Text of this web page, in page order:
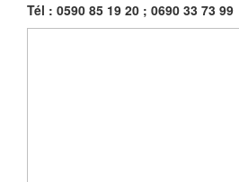
Tél : 0590 85 19 20 ; 0690 33 73 99